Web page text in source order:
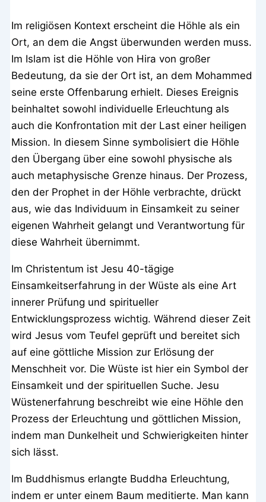
Im religiösen Kontext erscheint die Höhle als ein
Ort, an dem die Angst überwunden werden muss.
Im Islam ist die Höhle von Hira von großer
Bedeutung, da sie der Ort ist, an dem Mohammed
seine erste Offenbarung erhielt. Dieses Ereignis
beinhaltet sowohl individuelle Erleuchtung als
auch die Konfrontation mit der Last einer heiligen
Mission. In diesem Sinne symbolisiert die Höhle
den Übergang über eine sowohl physische als
auch metaphysische Grenze hinaus. Der Prozess,
den der Prophet in der Höhle verbrachte, drückt
aus, wie das Individuum in Einsamkeit zu seiner
eigenen Wahrheit gelangt und Verantwortung für
diese Wahrheit übernimmt.
Im Christentum ist Jesu 40-tägige
Einsamkeitserfahrung in der Wüste als eine Art
innerer Prüfung und spiritueller
Entwicklungsprozess wichtig. Während dieser Zeit
wird Jesus vom Teufel geprüft und bereitet sich
auf eine göttliche Mission zur Erlösung der
Menschheit vor. Die Wüste ist hier ein Symbol der
Einsamkeit und der spirituellen Suche. Jesu
Wüstenerfahrung beschreibt wie eine Höhle den
Prozess der Erleuchtung und göttlichen Mission,
indem man Dunkelheit und Schwierigkeiten hinter
sich lässt.
Im Buddhismus erlangte Buddha Erleuchtung,
indem er unter einem Baum meditierte. Man kann